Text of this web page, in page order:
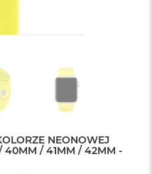
NEONOWEJ
40MM / 41MM / 42MM -